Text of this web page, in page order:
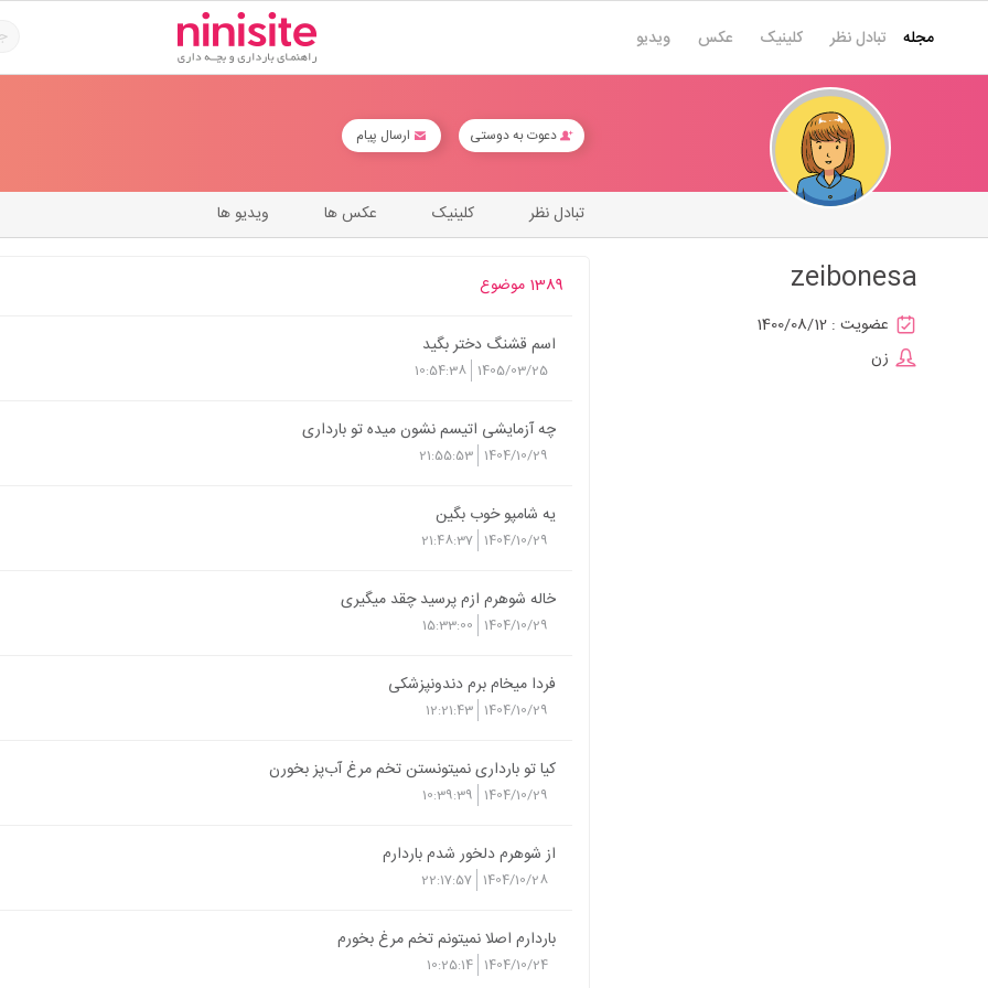
مجله تبادل نظر کلینیک عکس ویدیو
دعوت به دوستی ارسال پیام
ویدیو ها عکس ها کلینیک تبادل نظر
zeibonesa
عضویت : 1400/08/12
زن
1389 موضوع
اسم قشنگ دختر بگید
1405/03/25
10:54:38
چه آزمایشی اتیسم نشون میده تو بارداری
1404/10/29
21:55:53
یه شامپو خوب بگین
1404/10/29
21:48:37
خاله شوهرم ازم پرسید چقد میگیری
1404/10/29
15:33:00
فردا میخام برم دندونپزشکی
1404/10/29
12:21:43
کیا تو بارداری نمیتونستن تخم مرغ آب‌پز بخورن
1404/10/29
10:39:39
از شوهرم دلخور شدم باردارم
1404/10/28
22:17:57
باردارم اصلا نمیتونم تخم مرغ بخورم
1404/10/24
10:25:14